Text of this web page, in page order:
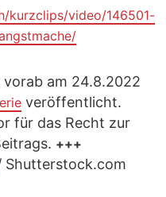
kurzclips/video/146501-
am 24.8.2022
veröffentlicht.
für das Recht zur
+++
Shutterstock.com